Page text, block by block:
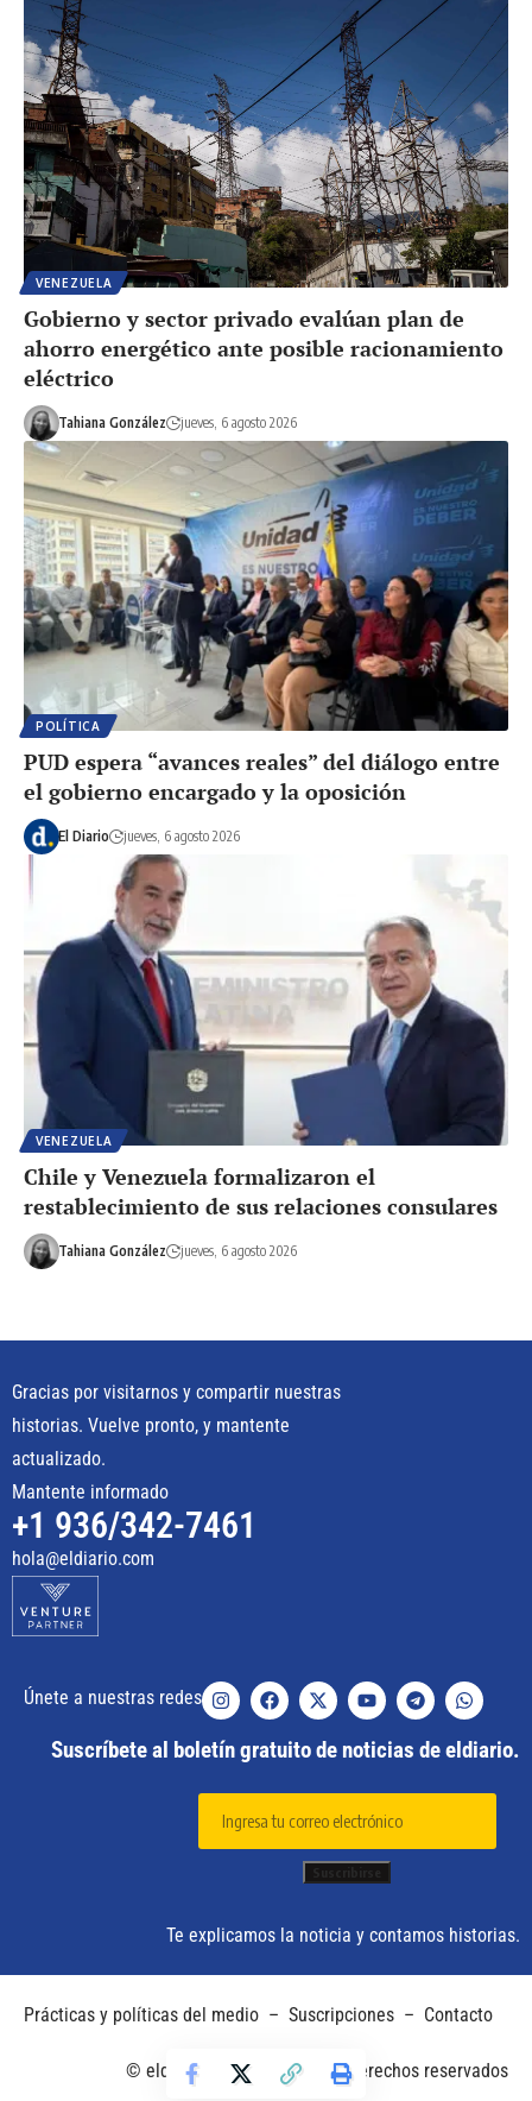
VENEZUELA
Gobierno y sector privado evalúan plan de
ahorro energético ante posible racionamiento
eléctrico
Tahiana González jueves, 6 agosto 2026
POLÍTICA
PUD espera “avances reales” del diálogo entre
el gobierno encargado y la oposición
El Diario jueves, 6 agosto 2026
VENEZUELA
Chile y Venezuela formalizaron el
restablecimiento de sus relaciones consulares
Tahiana González jueves, 6 agosto 2026
Gracias por visitarnos y compartir nuestras
historias. Vuelve pronto, y mantente
actualizado.
Mantente informado
+1 936/342-7461
hola@eldiario.com
Únete a nuestras redes
Suscríbete al boletín gratuito de noticias de eldiario.
Te explicamos la noticia y contamos historias.
Prácticas y políticas del medio – Suscripciones – Contacto
© eldiario. 2025 – Todos los derechos reservados